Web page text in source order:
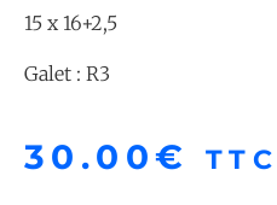
15 x 16+2,5
Galet : R3
30.00€ TTC